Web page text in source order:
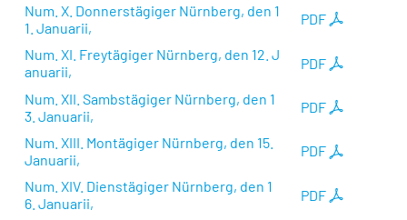
PDF
Num. X. Donnerstägiger Nürnberg, den 1
1. Januarii,
PDF
Num. XI. Freytägiger Nürnberg, den 12. J
anuarii,
PDF
Num. XII. Sambstägiger Nürnberg, den 1
3. Januarii,
PDF
Num. XIII. Montägiger Nürnberg, den 15.
Januarii,
PDF
Num. XIV. Dienstägiger Nürnberg, den 1
6. Januarii,